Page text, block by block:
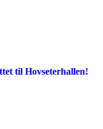
til Hovseterhallen!